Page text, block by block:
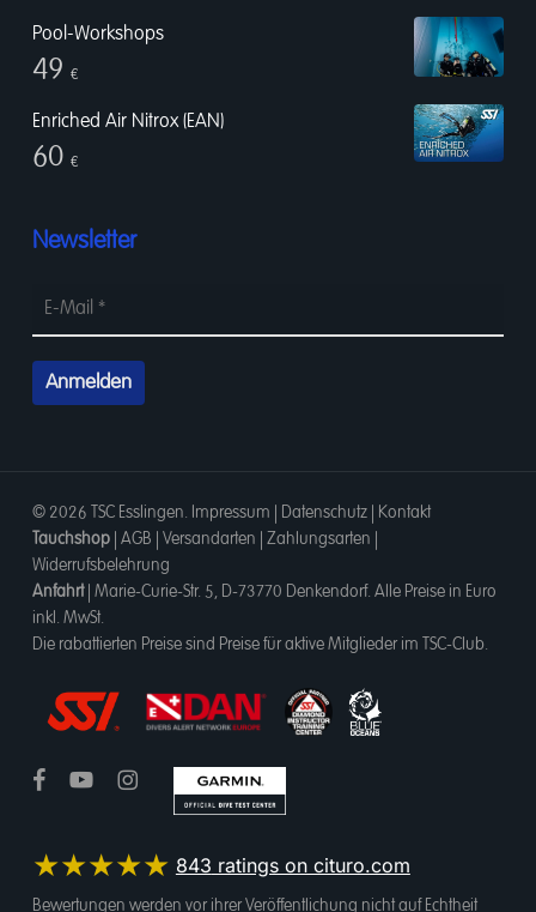
Pool-Workshops
49 €
Enriched Air Nitrox (EAN)
60 €
Newsletter
© 2026 TSC Esslingen. Impressum Datenschutz| Kontakt
Tauchshop| AGB Versandarten Zahlungsarten
Widerrufsbelehrung
Anfahrt| Marie-Curie-Str. 5, D-73770 Denkendorf. Alle Preise in Euro
inkl. MwSt.
Die rabattierten Preise sind Preise für aktive Mitglieder im TSC-Club.
★★★★★
4.95out of 5 from
843 ratings on cituro.com
Bewertungen werden vor ihrer Veröffentlichung nicht auf Echtheit